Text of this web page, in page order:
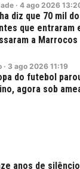
· 4 ago 2026
diz que 70 mil
que entraram
a Marrocos
· 3 ago 2026 11:19
do futebol
agora sob
anos de